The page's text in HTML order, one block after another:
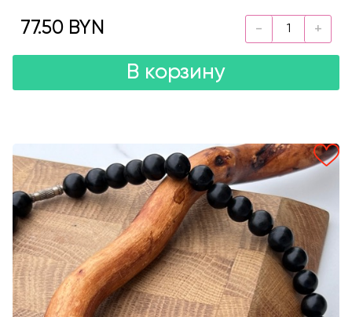
77.50 BYN
В корзину